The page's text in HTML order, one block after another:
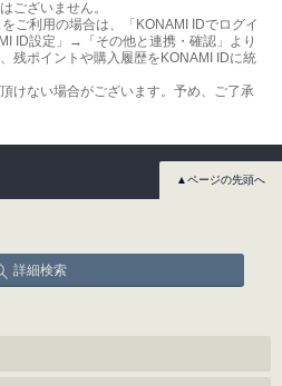
ございません。
ご利用の場合は、「KONAMI IDでログイ
ID設定」→「その他と連携・確認」より
残ポイントや購入履歴をKONAMI IDに統
けない場合がございます。予め、ご了承
▲ページの先頭へ
詳細検索